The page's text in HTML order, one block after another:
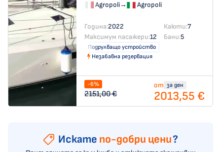
Agropoli→ Agropoli
Година:2022 Каюти:7
Максимум пасажери:12 Бани:5
Подрулващо устройство
Незабавна резервация
-6%
2151,00 €
от за ден
2013,55 €
Искате по-добри цени?